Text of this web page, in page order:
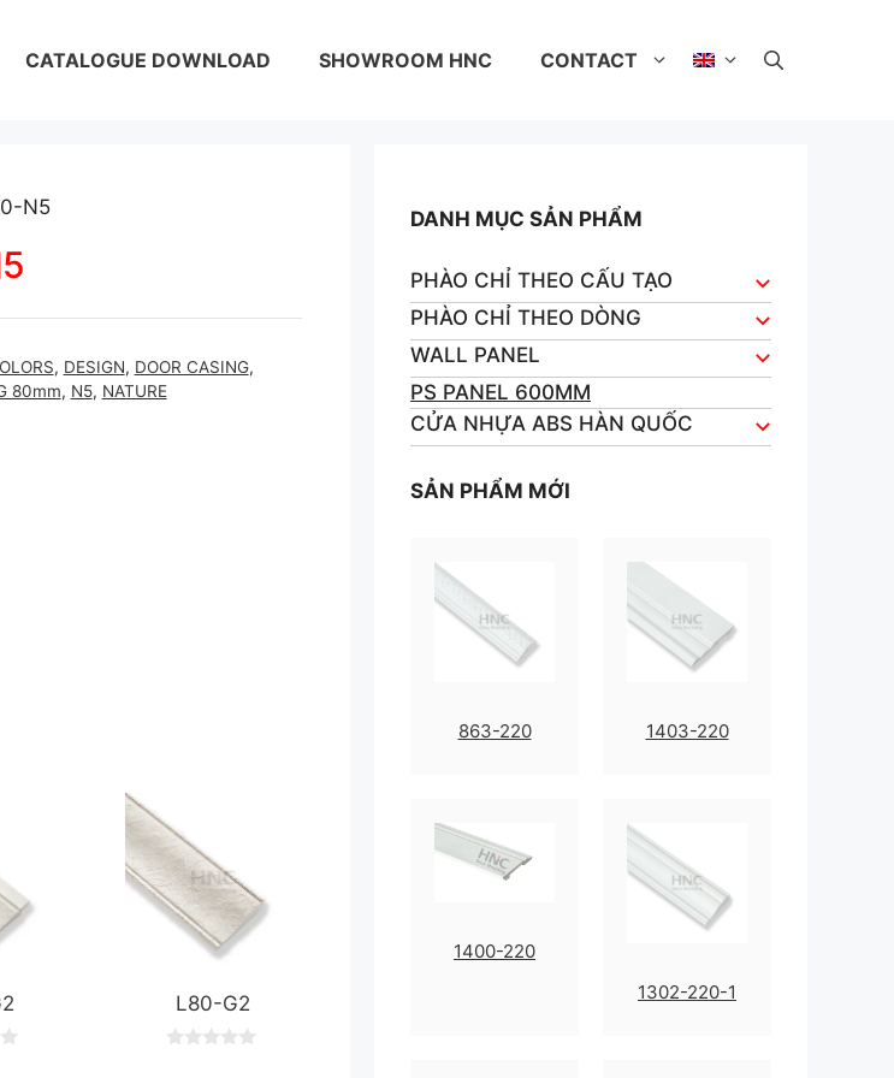
CATALOGUE DOWNLOAD SHOWROOM HNC CONTACT
N5
, DESIGN, DOOR CASING,
80mm, N5, NATURE
L80-G2
DANH MỤC SẢN PHẨM
PHÀO CHỈ THEO CẤU TẠO
PHÀO CHỈ THEO DÒNG
WALL PANEL
PS PANEL 600MM
CỬA NHỰA ABS HÀN QUỐC
SẢN PHẨM MỚI
863-220 1403-220
1400-220
1302-220-1